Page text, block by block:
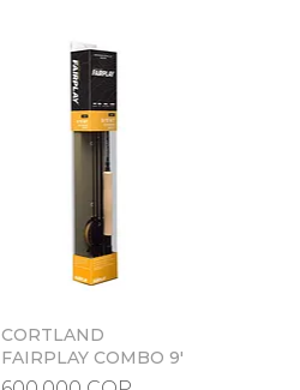
Vista rápida
CORTLAND
FAIRPLAY COMBO 9'